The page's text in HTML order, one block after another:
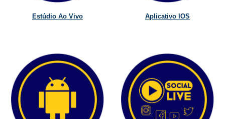
Estúdio Ao Vivo Aplicativo IOS